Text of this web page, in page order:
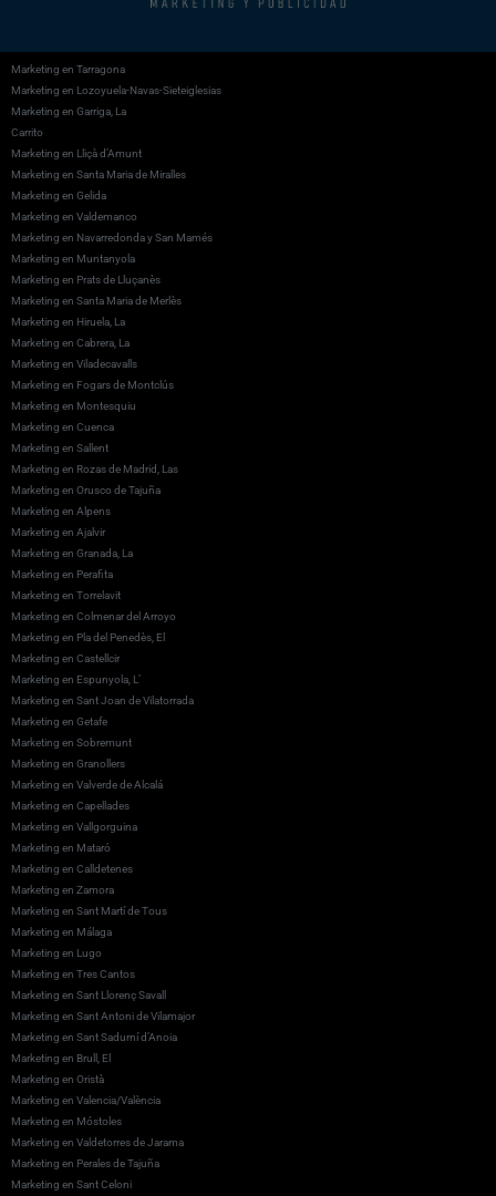
Marketing en Tarragona
Marketing en Lozoyuela-Navas-Sieteiglesias
Marketing en Garriga, La
Carrito
Marketing en Lliçà d’Amunt
Marketing en Santa Maria de Miralles
Marketing en Gelida
Marketing en Valdemanco
Marketing en Navarredonda y San Mamés
Marketing en Muntanyola
Marketing en Prats de Lluçanès
Marketing en Santa Maria de Merlès
Marketing en Hiruela, La
Marketing en Cabrera, La
Marketing en Viladecavalls
Marketing en Fogars de Montclús
Marketing en Montesquiu
Marketing en Cuenca
Marketing en Sallent
Marketing en Rozas de Madrid, Las
Marketing en Orusco de Tajuña
Marketing en Alpens
Marketing en Ajalvir
Marketing en Granada, La
Marketing en Perafita
Marketing en Torrelavit
Marketing en Colmenar del Arroyo
Marketing en Pla del Penedès, El
Marketing en Castellcir
Marketing en Espunyola, L’
Marketing en Sant Joan de Vilatorrada
Marketing en Getafe
Marketing en Sobremunt
Marketing en Granollers
Marketing en Valverde de Alcalá
Marketing en Capellades
Marketing en Vallgorguina
Marketing en Mataró
Marketing en Calldetenes
Marketing en Zamora
Marketing en Sant Martí de Tous
Marketing en Málaga
Marketing en Lugo
Marketing en Tres Cantos
Marketing en Sant Llorenç Savall
Marketing en Sant Antoni de Vilamajor
Marketing en Sant Sadurní d’Anoia
Marketing en Brull, El
Marketing en Oristà
Marketing en Valencia/València
Marketing en Móstoles
Marketing en Valdetorres de Jarama
Marketing en Perales de Tajuña
Marketing en Sant Celoni